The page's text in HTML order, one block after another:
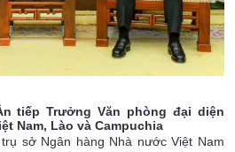
tiếp Trưởng Văn phòng đại diện
Nam, Lào và Campuchia
sở Ngân hàng Nhà nước Việt Nam